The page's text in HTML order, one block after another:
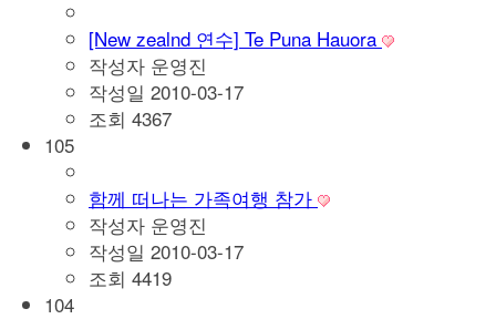
[New zealnd 연수] Te Puna Hauora
작성자 운영진
작성일 2010-03-17
조회 4367
105
함께 떠나는 가족여행 참가
작성자 운영진
작성일 2010-03-17
조회 4419
104